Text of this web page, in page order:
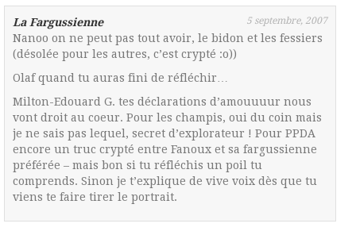
La Fargussienne 5 septembre, 2007
Nanoo on ne peut pas tout avoir, le bidon et les fessiers
(désolée pour les autres, c’est crypté :o))
Olaf quand tu auras fini de réfléchir…
Milton-Edouard G. tes déclarations d’amouuuur nous
vont droit au coeur. Pour les champis, oui du coin mais
je ne sais pas lequel, secret d’explorateur ! Pour PPDA
encore un truc crypté entre Fanoux et sa fargussienne
préférée – mais bon si tu réfléchis un poil tu
comprends. Sinon je t’explique de vive voix dès que tu
viens te faire tirer le portrait.